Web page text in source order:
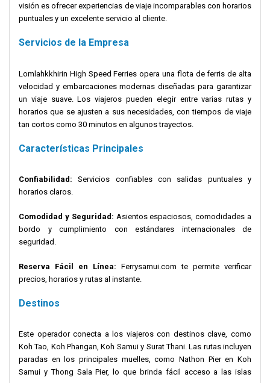
visión es ofrecer experiencias de viaje incomparables con horarios
puntuales y un excelente servicio al cliente.
Servicios de la Empresa
Lomlahkkhirin High Speed Ferries opera una flota de ferris de alta
velocidad y embarcaciones modernas diseñadas para garantizar
un viaje suave. Los viajeros pueden elegir entre varias rutas y
horarios que se ajusten a sus necesidades, con tiempos de viaje
tan cortos como 30 minutos en algunos trayectos.
Características Principales
Confiabilidad: Servicios confiables con salidas puntuales y
horarios claros.
Comodidad y Seguridad: Asientos espaciosos, comodidades a
bordo y cumplimiento con estándares internacionales de
seguridad.
Reserva Fácil en Línea: Ferrysamui.com te permite verificar
precios, horarios y rutas al instante.
Destinos
Este operador conecta a los viajeros con destinos clave, como
Koh Tao, Koh Phangan, Koh Samui y Surat Thani. Las rutas incluyen
paradas en los principales muelles, como Nathon Pier en Koh
Samui y Thong Sala Pier, lo que brinda fácil acceso a las islas